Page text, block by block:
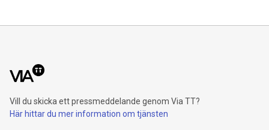
Vill du skicka ett pressmeddelande genom Via TT?
Här hittar du mer information om tjänsten